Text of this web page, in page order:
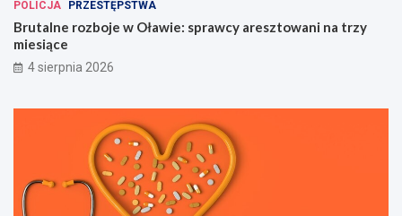
POLICJA PRZESTĘPSTWA
Brutalne rozboje w Oławie: sprawcy aresztowani na trzy
miesiące
4 sierpnia 2026